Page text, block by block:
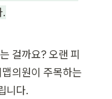
.
걸까요? 오랜 피
의원이 주목하는
니다.